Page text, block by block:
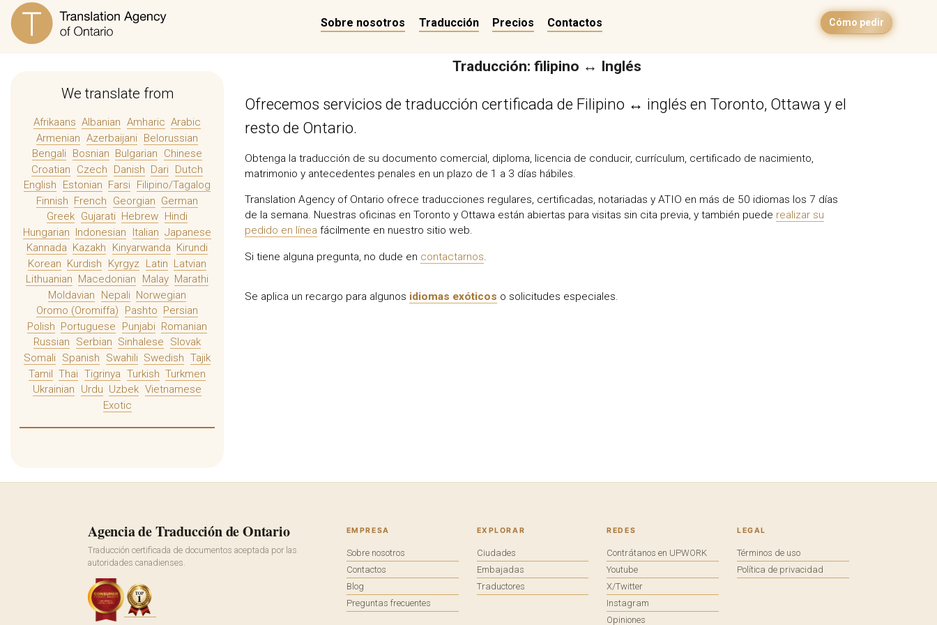
Cómo pedir
Sobre nosotros Traducción Precios Contactos
We translate from
Afrikaans Albanian Amharic Arabic
Armenian Azerbaijani
Belorussian
Bengali
Bosnian Bulgarian
Chinese
Croatian
Czech Danish Dari
Dutch
English
Estonian Farsi
Filipino/Tagalog
Finnish French Georgian German
Greek Gujarati Hebrew Hindi
Hungarian Indonesian Italian Japanese
Kannada Kazakh Kinyarwanda Kirundi
Korean Kurdish Kyrgyz Latin Latvian
Lithuanian
Macedonian Malay Marathi
Moldavian
Nepali Norwegian
Oromo (Oromiffa)
Pashto
Persian
Polish Portuguese Punjabi Romanian
Russian
Serbian Sinhalese
Slovak
Somali
Spanish Swahili Swedish Tajik
Tamil Thai Tigrinya Turkish Turkmen
Ukrainian
Urdu Uzbek Vietnamese
Exotic
Traducción: filipino ↔ Inglés
Ofrecemos servicios de traducción certificada de Filipino ↔ inglés en Toronto, Ottawa y el
resto de Ontario.
Obtenga la traducción de su documento comercial, diploma, licencia de conducir, currículum, certificado de nacimiento,
matrimonio y antecedentes penales en un plazo de 1 a 3 días hábiles.
Translation Agency of Ontario ofrece traducciones regulares, certificadas, notariadas y ATIO en más de 50 idiomas los 7 días
de la semana. Nuestras oficinas en Toronto y Ottawa están abiertas para visitas sin cita previa, y también puede realizar su
pedido en línea fácilmente en nuestro sitio web.
Si tiene alguna pregunta, no dude en contactarnos.
Se aplica un recargo para algunos idiomas exóticos o solicitudes especiales.
Agencia de Traducción de Ontario
Traducción certificada de documentos aceptada por las
autoridades canadienses.
EMPRESA
Sobre nosotros
Contactos
Blog
Preguntas frecuentes
EXPLORAR
Ciudades
Embajadas
Traductores
REDES
Contrátanos en UPWORK
Youtube
X/Twitter
Instagram
Opiniones
LEGAL
Términos de uso
Política de privacidad